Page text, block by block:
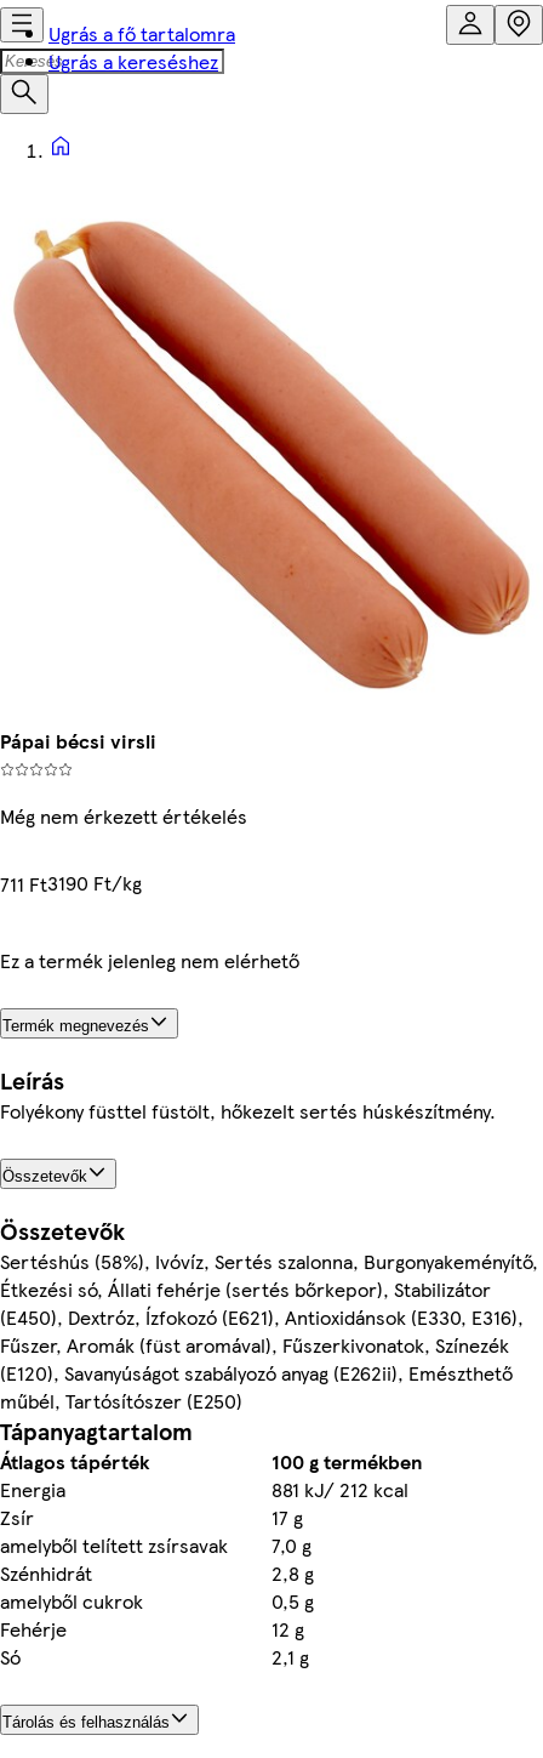
Ugrás a fő tartalomra
Ugrás a kereséshez
Pápai bécsi virsli
Még nem érkezett értékelés
711 Ft3190 Ft/kg
Ez a termék jelenleg nem elérhető
Termék megnevezés
Leírás
Folyékony füsttel füstölt, hőkezelt sertés húskészítmény.
Összetevők
Összetevők
Sertéshús (58%), Ivóvíz, Sertés szalonna, Burgonyakeményítő,
Étkezési só, Állati fehérje (sertés bőrkepor), Stabilizátor
(E450), Dextróz, Ízfokozó (E621), Antioxidánsok (E330, E316),
Fűszer, Aromák (füst aromával), Fűszerkivonatok, Színezék
(E120), Savanyúságot szabályozó anyag (E262ii), Emészthető
műbél, Tartósítószer (E250)
Tápanyagtartalom
Átlagos tápérték
100 g termékben
Energia
881 kJ/ 212 kcal
Zsír
17 g
amelyből telített zsírsavak
7,0 g
Szénhidrát
2,8 g
amelyből cukrok
0,5 g
Fehérje
12 g
Só
2,1 g
Tárolás és felhasználás